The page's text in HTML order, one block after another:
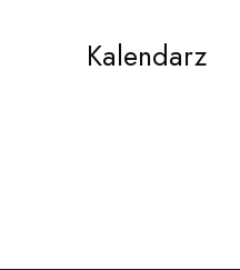
w Bydgoszczy
Kalendarz